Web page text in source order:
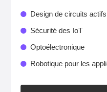
Design de circuits actifs
Sécurité des IoT
Optoélectronique
Robotique pour les